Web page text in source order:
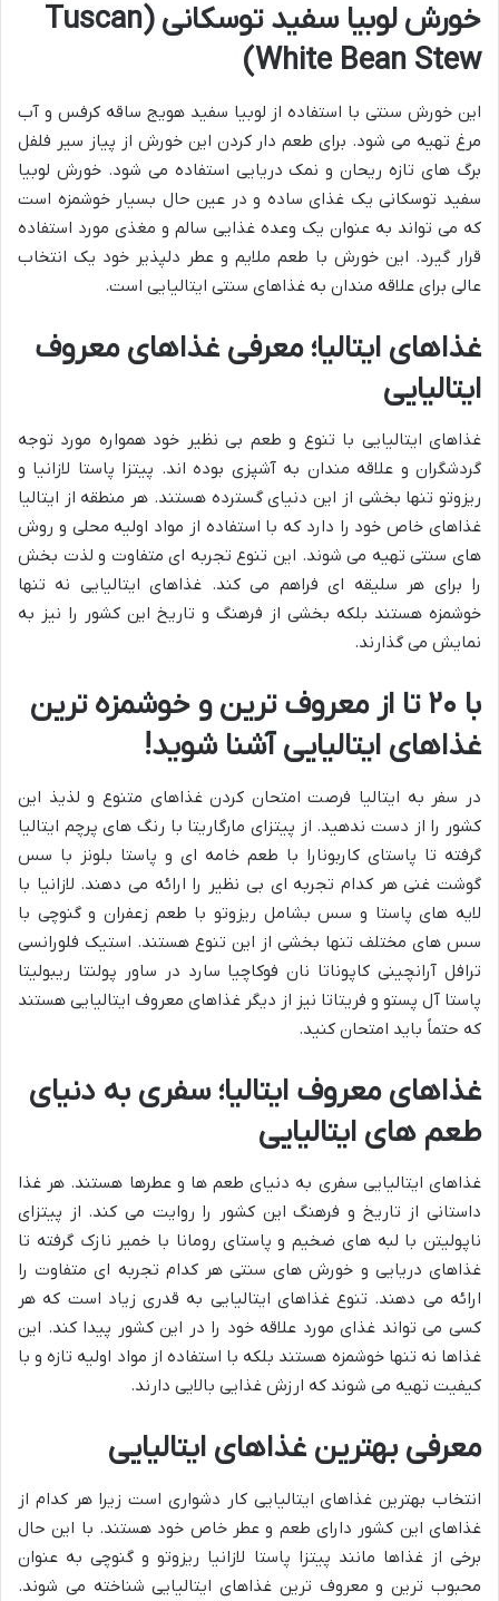
خورش لوبیا سفید توسکانی (Tuscan
White Bean Stew)
این خورش سنتی با استفاده از لوبیا سفید هویج ساقه کرفس و آب
مرغ تهیه می شود. برای طعم دار کردن این خورش از پیاز سیر فلفل
برگ های تازه ریحان و نمک دریایی استفاده می شود. خورش لوبیا
سفید توسکانی یک غذای ساده و در عین حال بسیار خوشمزه است
که می تواند به عنوان یک وعده غذایی سالم و مغذی مورد استفاده
قرار گیرد. این خورش با طعم ملایم و عطر دلپذیر خود یک انتخاب
عالی برای علاقه مندان به غذاهای سنتی ایتالیایی است.
غذاهای ایتالیا؛ معرفی غذاهای معروف
ایتالیایی
غذاهای ایتالیایی با تنوع و طعم بی نظیر خود همواره مورد توجه
گردشگران و علاقه مندان به آشپزی بوده اند. پیتزا پاستا لازانیا و
ریزوتو تنها بخشی از این دنیای گسترده هستند. هر منطقه از ایتالیا
غذاهای خاص خود را دارد که با استفاده از مواد اولیه محلی و روش
های سنتی تهیه می شوند. این تنوع تجربه ای متفاوت و لذت بخش
را برای هر سلیقه ای فراهم می کند. غذاهای ایتالیایی نه تنها
خوشمزه هستند بلکه بخشی از فرهنگ و تاریخ این کشور را نیز به
نمایش می گذارند.
با ۲۰ تا از معروف ترین و خوشمزه ترین
غذاهای ایتالیایی آشنا شوید!
در سفر به ایتالیا فرصت امتحان کردن غذاهای متنوع و لذیذ این
کشور را از دست ندهید. از پیتزای مارگاریتا با رنگ های پرچم ایتالیا
گرفته تا پاستای کاربونارا با طعم خامه ای و پاستا بلونز با سس
گوشت غنی هر کدام تجربه ای بی نظیر را ارائه می دهند. لازانیا با
لایه های پاستا و سس بشامل ریزوتو با طعم زعفران و گنوچی با
سس های مختلف تنها بخشی از این تنوع هستند. استیک فلورانسی
ترافل آرانچینی کاپوناتا نان فوکاچیا سارد در ساور پولنتا ریبولیتا
پاستا آل پستو و فریتاتا نیز از دیگر غذاهای معروف ایتالیایی هستند
که حتماً باید امتحان کنید.
غذاهای معروف ایتالیا؛ سفری به دنیای
طعم های ایتالیایی
غذاهای ایتالیایی سفری به دنیای طعم ها و عطرها هستند. هر غذا
داستانی از تاریخ و فرهنگ این کشور را روایت می کند. از پیتزای
ناپولیتن با لبه های ضخیم و پاستای رومانا با خمیر نازک گرفته تا
غذاهای دریایی و خورش های سنتی هر کدام تجربه ای متفاوت را
ارائه می دهند. تنوع غذاهای ایتالیایی به قدری زیاد است که هر
کسی می تواند غذای مورد علاقه خود را در این کشور پیدا کند. این
غذاها نه تنها خوشمزه هستند بلکه با استفاده از مواد اولیه تازه و با
کیفیت تهیه می شوند که ارزش غذایی بالایی دارند.
معرفی بهترین غذاهای ایتالیایی
انتخاب بهترین غذاهای ایتالیایی کار دشواری است زیرا هر کدام از
غذاهای این کشور دارای طعم و عطر خاص خود هستند. با این حال
برخی از غذاها مانند پیتزا پاستا لازانیا ریزوتو و گنوچی به عنوان
محبوب ترین و معروف ترین غذاهای ایتالیایی شناخته می شوند.